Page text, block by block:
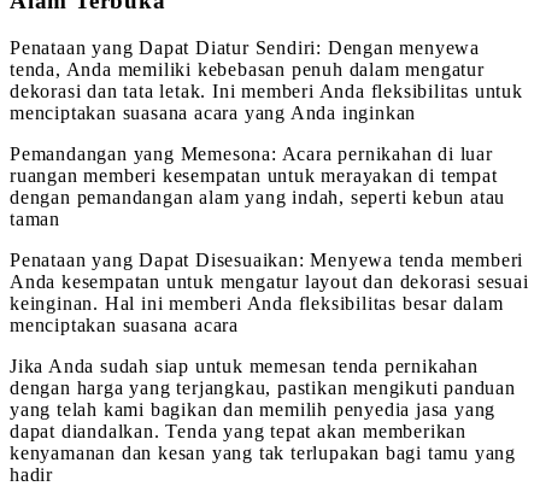
Penataan yang Dapat Diatur Sendiri: Dengan menyewa
tenda, Anda memiliki kebebasan penuh dalam mengatur
dekorasi dan tata letak. Ini memberi Anda fleksibilitas untuk
menciptakan suasana acara yang Anda inginkan
Pemandangan yang Memesona: Acara pernikahan di luar
ruangan memberi kesempatan untuk merayakan di tempat
dengan pemandangan alam yang indah, seperti kebun atau
taman
Penataan yang Dapat Disesuaikan: Menyewa tenda memberi
Anda kesempatan untuk mengatur layout dan dekorasi sesuai
keinginan. Hal ini memberi Anda fleksibilitas besar dalam
menciptakan suasana acara
Jika Anda sudah siap untuk memesan tenda pernikahan
dengan harga yang terjangkau, pastikan mengikuti panduan
yang telah kami bagikan dan memilih penyedia jasa yang
dapat diandalkan. Tenda yang tepat akan memberikan
kenyamanan dan kesan yang tak terlupakan bagi tamu yang
hadir